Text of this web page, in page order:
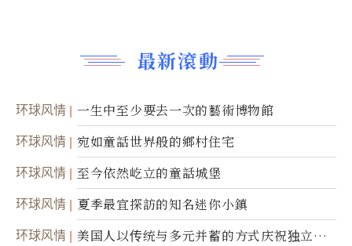
最新滾動
环球风情 一生中至少要去一次的藝術博物館
环球风情 宛如童話世界般的鄉村住宅
环球风情 至今依然屹立的童話城堡
环球风情 夏季最宜探訪的知名迷你小鎮
环球风情
美国人以传统与多元并蓄的方式庆祝独立日2